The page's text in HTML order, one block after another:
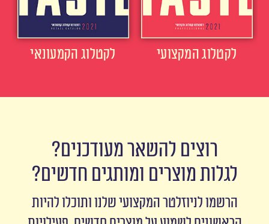
לקטלוג הקמעונאי לקטלוג המקצועי
רוצים להשאר מעודכנים?
לגלות מוצרים ומותגים חדשים?
הרשמו לניוזלטר המקצועי שלנו ותוכלו להיות